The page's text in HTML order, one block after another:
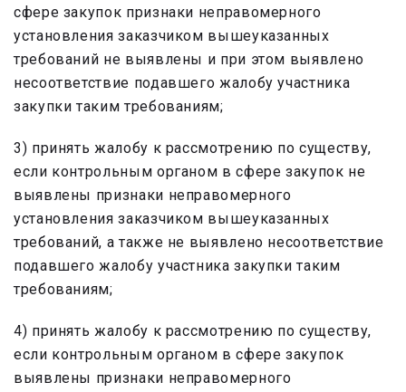
сфере закупок признаки неправомерного
установления заказчиком вышеуказанных
требований не выявлены и при этом выявлено
несоответствие подавшего жалобу участника
закупки таким требованиям;
3) принять жалобу к рассмотрению по существу,
если контрольным органом в сфере закупок не
выявлены признаки неправомерного
установления заказчиком вышеуказанных
требований, а также не выявлено несоответствие
подавшего жалобу участника закупки таким
требованиям;
4) принять жалобу к рассмотрению по существу,
если контрольным органом в сфере закупок
выявлены признаки неправомерного